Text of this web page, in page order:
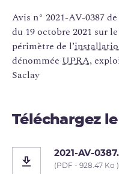
Avis n° 2021-AV-0387
du 19 octobre 2021 sur
périmètre de l’
dénommée UPRA,
Saclay
Téléchargez
2021-AV-
(PDF - 928.47 Ko )